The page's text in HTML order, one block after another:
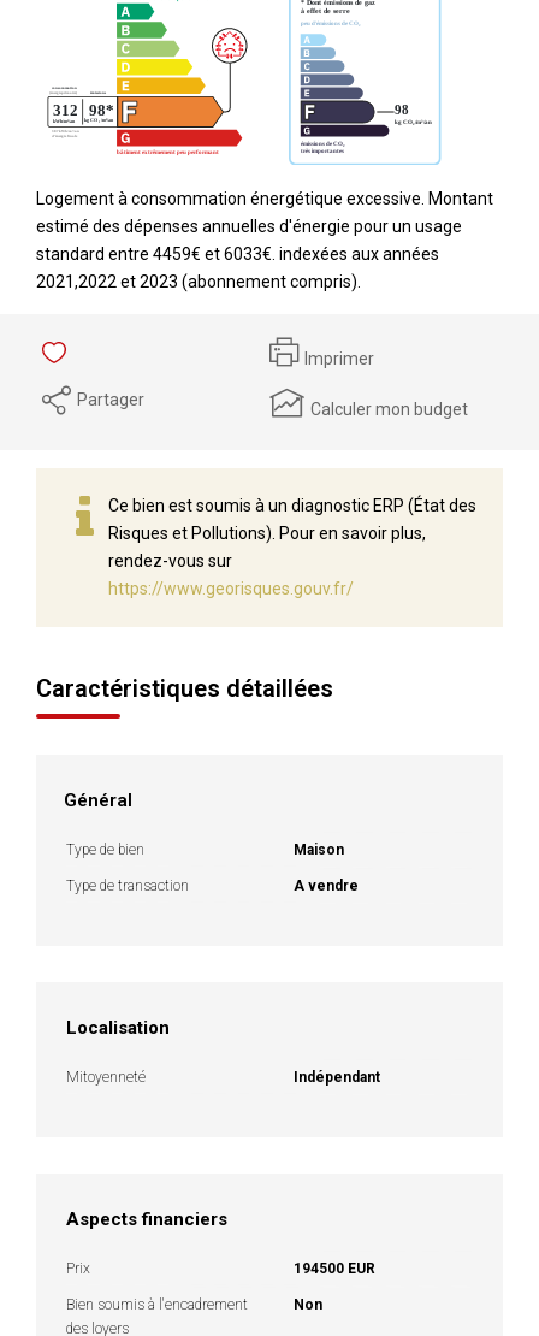
Logement à consommation énergétique excessive. Montant
estimé des dépenses annuelles d'énergie pour un usage
standard entre 4459€ et 6033€. indexées aux années
2021,2022 et 2023 (abonnement compris).
Imprimer
Partager Calculer mon budget
Ce bien est soumis à un diagnostic ERP (État des
Risques et Pollutions). Pour en savoir plus,
rendez-vous sur
https://www.georisques.gouv.fr/
Caractéristiques détaillées
Général
Type de bien Maison
Type de transaction A vendre
Localisation
Mitoyenneté Indépendant
Aspects financiers
Prix 194500 EUR
Bien soumis à l'encadrement
des loyers
Non